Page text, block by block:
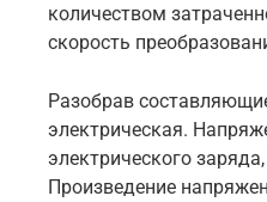
количеством
скорость
Разобрав
электрическая.
электрического
Произведение